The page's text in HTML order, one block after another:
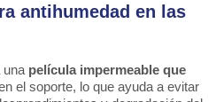
antihumedad en las
una película impermeable que
el soporte, lo que ayuda a evitar